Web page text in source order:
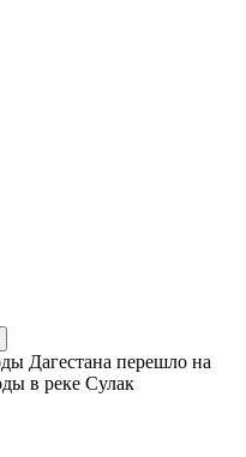
Дагестана перешло на
в реке Сулак